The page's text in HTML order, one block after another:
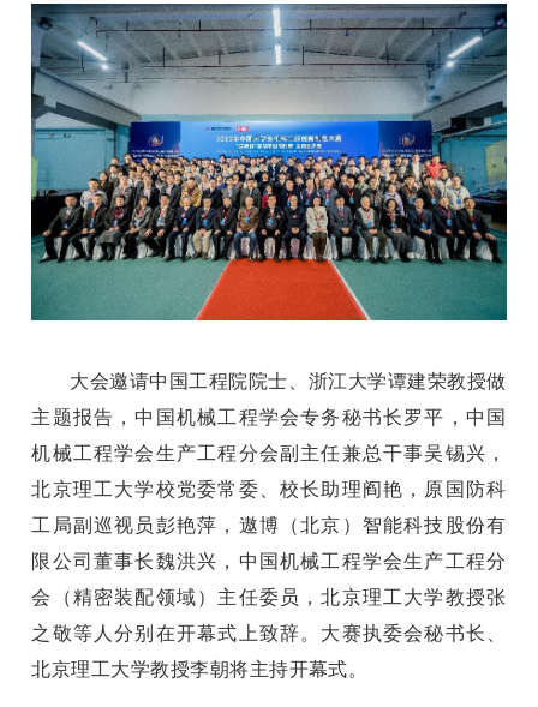
大会邀请中国工程院院士、浙江大学谭建荣教授做
主题报告，中国机械工程学会专务秘书长罗平，中国
机械工程学会生产工程分会副主任兼总干事吴锡兴，
北京理工大学校党委常委、校长助理阎艳，原国防科
工局副巡视员彭艳萍，遨博（北京）智能科技股份有
限公司董事长魏洪兴，中国机械工程学会生产工程分
会（精密装配领域）主任委员，北京理工大学教授张
之敬等人分别在开幕式上致辞。 大赛执委会秘书长
北京理工大学教授李朝将主持开幕式。